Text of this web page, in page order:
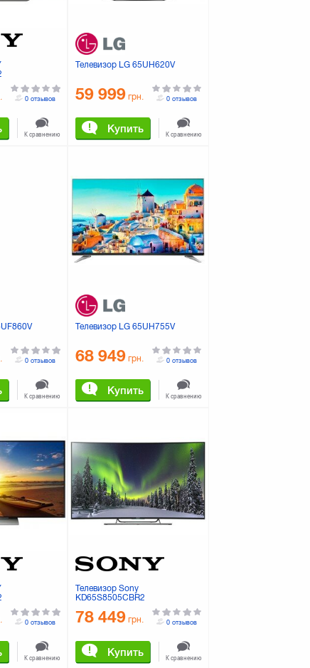
0 отзывов
К сравнению
Телевизор LG 65UH620V
59 999 грн.
Купить
0 отзывов
К сравнению
0 отзывов
К сравнению
Телевизор LG 65UH755V
68 949 грн.
Купить
0 отзывов
К сравнению
0 отзывов
К сравнению
Телевизор Sony
KD65S8505CBR2
78 449 грн.
Купить
0 отзывов
К сравнению